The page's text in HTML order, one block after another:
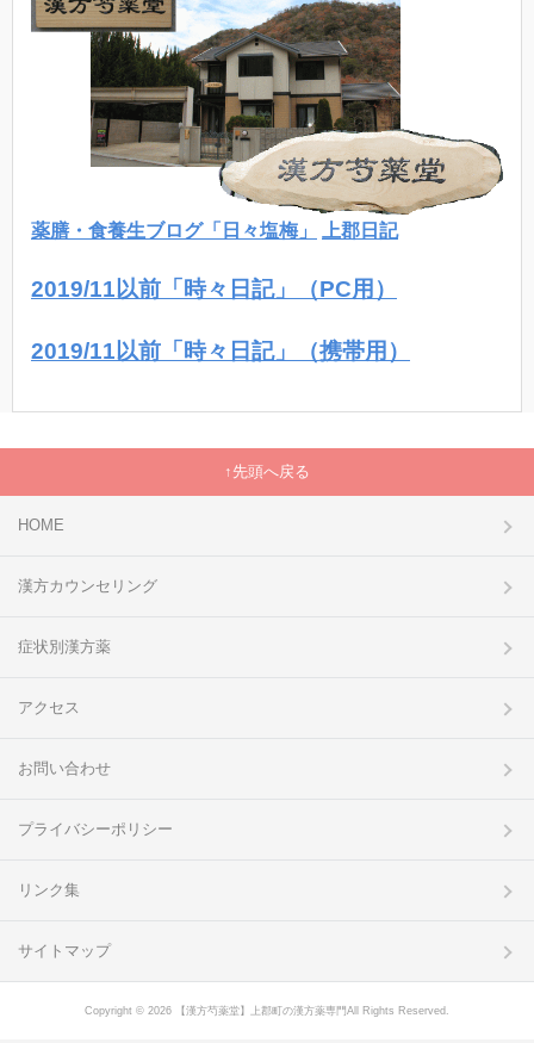
薬膳・食養生ブログ「日々塩梅」 上郡日記
2019/11以前「時々日記」（PC用）
2019/11以前「時々日記」（携帯用）
先頭へ戻る
HOME
漢方カウンセリング
症状別漢方薬
アクセス
お問い合わせ
プライバシーポリシー
リンク集
サイトマップ
Copyright © 2026 【漢方芍薬堂】上郡町の漢方薬専門All Rights Reserved.